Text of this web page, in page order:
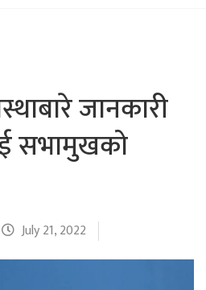
जानकारी
सभामुखको
July 21, 2022